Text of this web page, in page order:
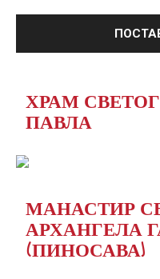
ХРАМ
ПАВЛА
МАНАСТИР
АРХАНГЕЛА
(ПИНОСАВА)